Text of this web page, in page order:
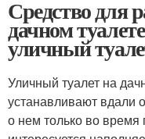
Средство для
дачном
уличный
Уличный туалет на
устанавливают вдали
о нем только во время